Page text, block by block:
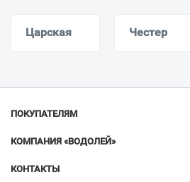
Царская Честер
ПОКУПАТЕЛЯМ
КОМПАНИЯ «ВОДОЛЕЙ»
КОНТАКТЫ